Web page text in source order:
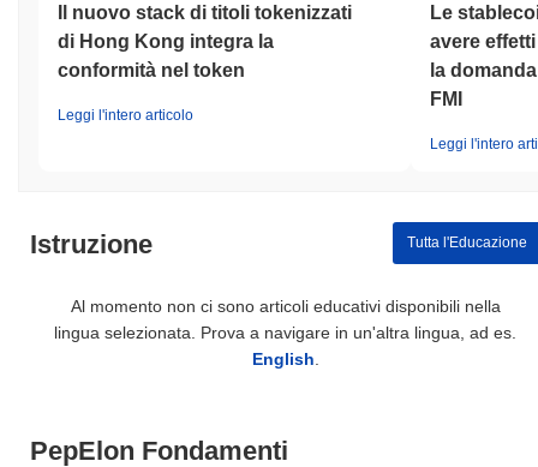
Il nuovo stack di titoli tokenizzati
di Hong Kong integra la
conformità nel token
Leggi l'intero articolo
Le
avere
la
FMI
Leggi l'intero
Istruzione Tutta l'Educazione
Al momento non ci sono articoli educativi disponibili nella
lingua selezionata. Prova a navigare in un'altra lingua, ad es.
English
PepElon Fondamenti